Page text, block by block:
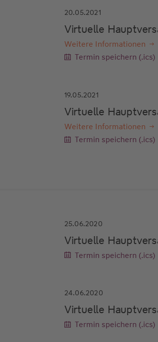
20.05.2021
Virtuelle
Weitere Informationen
Termin speichern (.ics)
19.05.2021
Virtuelle
Weitere Informationen
Termin speichern (.ics)
25.06.2020
Virtuelle
Termin speichern (.ics)
24.06.2020
Virtuelle
Termin speichern (.ics)